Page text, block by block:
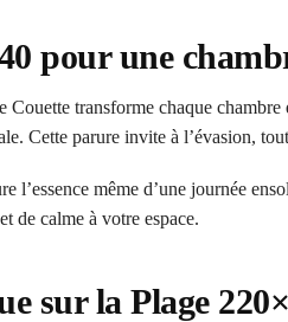
pour une
transforme chaque
Cette parure invite à l’évasion,
l’essence même d’une journée
de calme à votre espace.
sur la Plage